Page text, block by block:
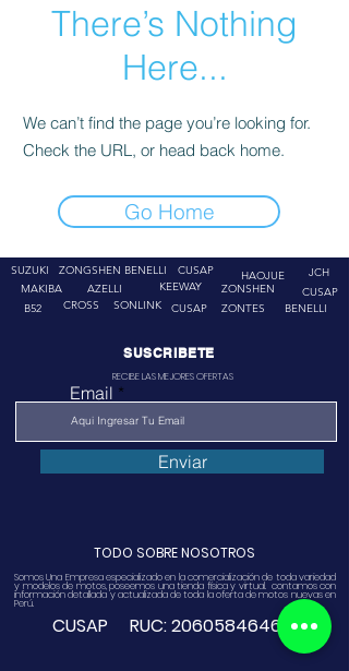
There’s Nothing
Here...
We can’t find the page you’re looking for.
Check the URL, or head back home.
Go Home
SUZUKI
ZONGSHEN
MAKIBA
AZELLI
BENELLI
CUSAP
KEEWAY
B52
CROSS SONLINK CUSAP
HAOJUE
JCH
ZONSHEN
ZONTES
CUSAP
BENELLI
SUSCRIBETE
RECIBE LAS MEJORES OFERTAS
Email
Enviar
TODO SOBRE NOSOTROS
Somos Una Empresa especializado en la comercialización de toda variedad
y modelos de motos, poseemos una tienda física y virtual. contamos con
información detallada y actualizada de toda la oferta de motos nuevas en
Perú.
CUSAP RUC:20605846468